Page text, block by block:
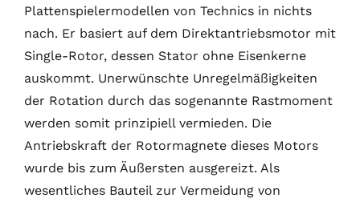
Plattenspielermodellen von Technics in nichts
nach. Er basiert auf dem Direktantriebsmotor mit
Single-Rotor, dessen Stator ohne Eisenkerne
auskommt. Unerwünschte Unregelmäßigkeiten
der Rotation durch das sogenannte Rastmoment
werden somit prinzipiell vermieden. Die
Antriebskraft der Rotormagnete dieses Motors
wurde bis zum Äußersten ausgereizt. Als
wesentliches Bauteil zur Vermeidung von